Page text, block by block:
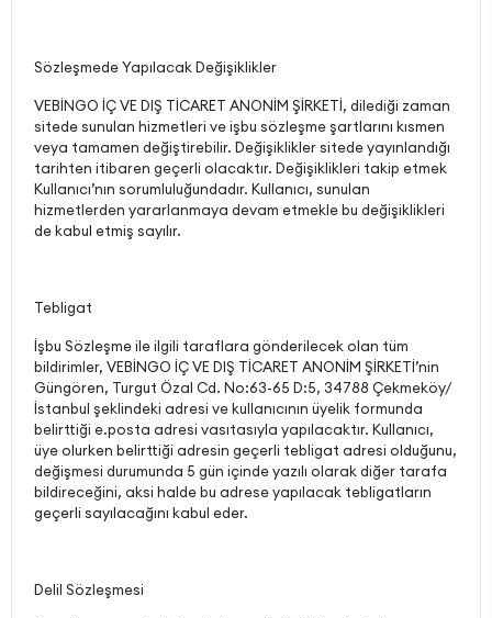
Sözleşmede Yapılacak Değişiklikler
VEBİNGO İÇ VE DIŞ TİCARET ANONİM ŞİRKETİ, dilediği zaman
sitede sunulan hizmetleri ve işbu sözleşme şartlarını kısmen
veya tamamen değiştirebilir. Değişiklikler sitede yayınlandığı
tarihten itibaren geçerli olacaktır. Değişiklikleri takip etmek
Kullanıcı’nın sorumluluğundadır. Kullanıcı, sunulan
hizmetlerden yararlanmaya devam etmekle bu değişiklikleri
de kabul etmiş sayılır.
Tebligat
İşbu Sözleşme ile ilgili taraflara gönderilecek olan tüm
bildirimler, VEBİNGO İÇ VE DIŞ TİCARET ANONİM ŞİRKETİ’nin
Güngören, Turgut Özal Cd. No:63-65 D:5, 34788 Çekmeköy/
İstanbul şeklindeki adresi ve kullanıcının üyelik formunda
belirttiği e.posta adresi vasıtasıyla yapılacaktır. Kullanıcı,
üye olurken belirttiği adresin geçerli tebligat adresi olduğunu,
değişmesi durumunda 5 gün içinde yazılı olarak diğer tarafa
bildireceğini, aksi halde bu adrese yapılacak tebligatların
geçerli sayılacağını kabul eder.
Delil Sözleşmesi